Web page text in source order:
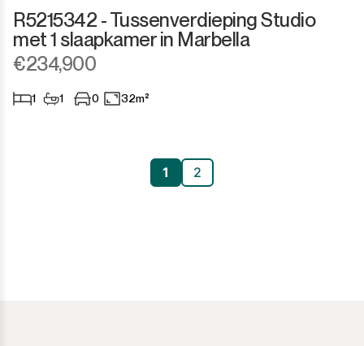
R5215342 - Tussenverdieping Studio
met 1 slaapkamer in Marbella
€234,900
1 1 0 32m²
1 2